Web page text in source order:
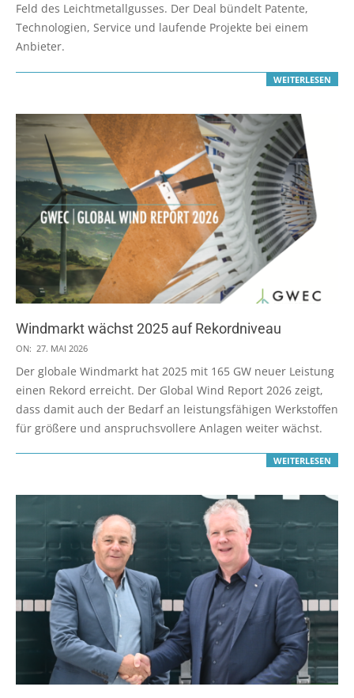
Feld des Leichtmetallgusses. Der Deal bündelt Patente,
Technologien, Service und laufende Projekte bei einem
Anbieter.
WEITERLESEN
Windmarkt wächst 2025 auf Rekordniveau
2026-
05-
27
ON: 27. MAI 2026
Der globale Windmarkt hat 2025 mit 165 GW neuer Leistung
einen Rekord erreicht. Der Global Wind Report 2026 zeigt,
dass damit auch der Bedarf an leistungsfähigen Werkstoffen
für größere und anspruchsvollere Anlagen weiter wächst.
WEITERLESEN